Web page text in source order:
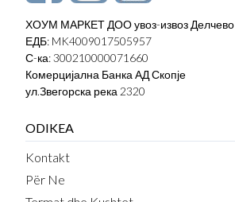
ХОУМ МАРКЕТ ДОО увоз-извоз Делчево
ЕДБ: MK4009017505957
С-ка: 300210000071660
Комерцијална Банка АД Скопје
ул.Звегорска река 2320
ODIKEA
Kontakt
Për Ne